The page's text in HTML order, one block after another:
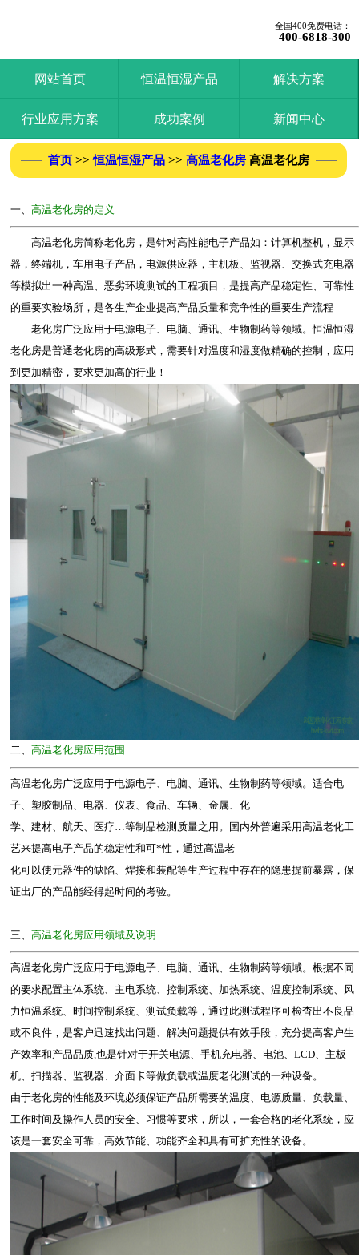
全国400免费电话：
400-6818-300
网站首页 恒温恒湿产品 解决方案
行业应用方案 成功案例 新闻中心
首页>>恒温恒湿产品>> 高温老化房 高温老化房
一、高温老化房的定义
高温老化房简称老化房，是针对高性能电子产品如：计算机整机，显示
器，终端机，车用电子产品，电源供应器，主机板、监视器、交换式充电器
等模拟出一种高温、恶劣环境测试的工程项目，是提高产品稳定性、可靠性
的重要实验场所，是各生产企业提高产品质量和竞争性的重要生产流程
老化房广泛应用于电源电子、电脑、通讯、生物制药等领域。恒温恒湿
老化房是普通老化房的高级形式，需要针对温度和湿度做精确的控制，应用
到更加精密，要求更加高的行业！
二、 高温老化房应用范围
高温老化房广泛应用于电源电子、电脑、通讯、生物制药等领域。适合电
子、塑胶制品、电器、仪表、食品、车辆、金属、化
学、建材、航天、医疗…等制品检测质量之用。国内外普遍采用高温老化工
艺来提高电子产品的稳定性和可*性，通过高温老
化可以使元器件的缺陷、焊接和装配等生产过程中存在的隐患提前暴露，保
证出厂的产品能经得起时间的考验。
三、高温老化房应用领域及说明
高温老化房广泛应用于电源电子、电脑、通讯、生物制药等领域。根据不同
的要求配置主体系统、主电系统、控制系统、加热系统、温度控制系统、风
力恒温系统、时间控制系统、测试负载等，通过此测试程序可检杳出不良品
或不良件，是客户迅速找出问题、解决问题提供有效手段，充分提高客户生
产效率和产品品质,也是针对于开关电源、手机充电器、电池、LCD、主板
机、扫描器、监视器、介面卡等做负载或温度老化测试的一种设备。
由于老化房的性能及环境必须保证产品所需要的温度、电源质量、负载量、
工作时间及操作人员的安全、习惯等要求，所以，一套合格的老化系统，应
该是一套安全可靠，高效节能、功能齐全和具有可扩充性的设备。